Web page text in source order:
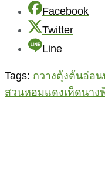
Facebook
Twitter
Line
Tags: กวางตุ้งต้นอ่อน
สวนหอมแดงเห็ดนาง